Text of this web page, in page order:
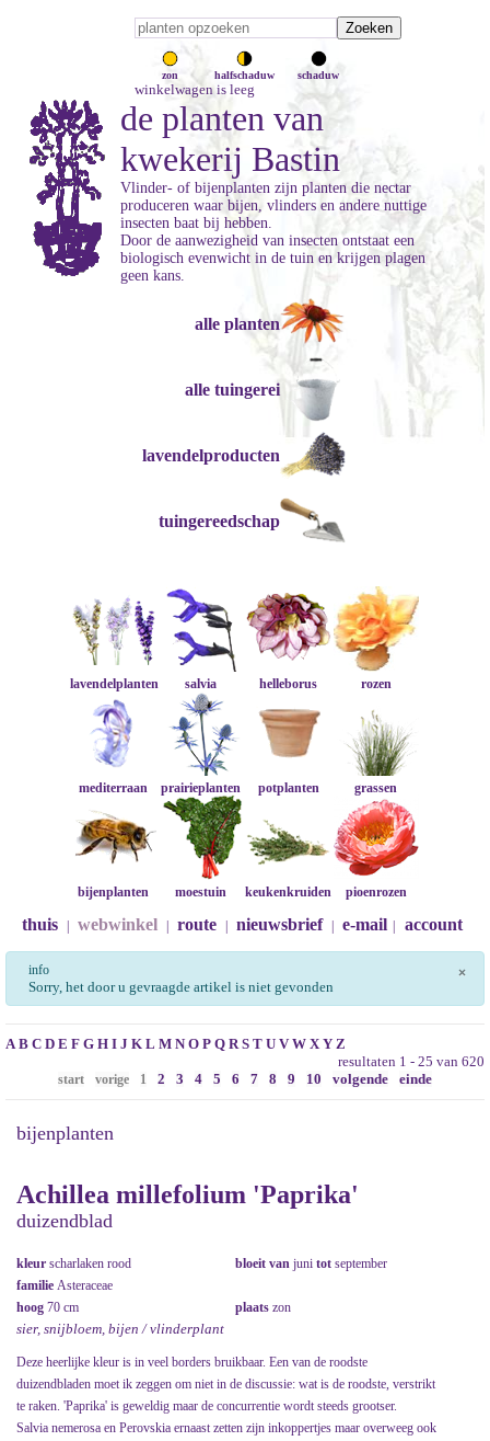
zon halfschaduw schaduw
winkelwagen is leeg
de planten van
kwekerij Bastin
Vlinder- of bijenplanten zijn planten die nectar
produceren waar bijen, vlinders en andere nuttige
insecten baat bij hebben.
Door de aanwezigheid van insecten ontstaat een
biologisch evenwicht in de tuin en krijgen plagen
geen kans.
alle planten
alle tuingerei
lavendelproducten
tuingereedschap
lavendelplanten salvia helleborus rozen
mediterraan prairieplanten potplanten grassen
bijenplanten moestuin keukenkruiden pioenrozen
thuis webwinkel route nieuwsbrief e-mail account
×
info
Sorry, het door u gevraagde artikel is niet gevonden
A B C D E F G H I J K L M N O P Q R S T U V W X Y Z
resultaten 1 - 25 van 620
start vorige 1 2 3 4 5 6 7 8 9 10 volgende einde
bijenplanten
Achillea millefolium 'Paprika'
duizendblad
kleur scharlaken rood bloeit van juni tot september
familie Asteraceae
hoog 70 cm plaats zon
sier, snijbloem, bijen / vlinderplant
Deze heerlijke kleur is in veel borders bruikbaar. Een van de roodste
duizendbladen moet ik zeggen om niet in de discussie: wat is de roodste, verstrikt
te raken. 'Paprika' is geweldig maar de concurrentie wordt steeds grootser.
Salvia nemerosa en Perovskia ernaast zetten zijn inkoppertjes maar overweeg ook